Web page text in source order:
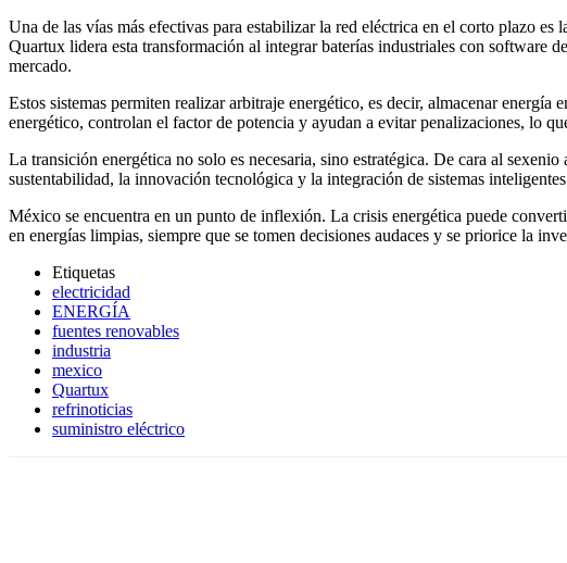
Una de las vías más efectivas para estabilizar la red eléctrica en el corto plazo
Quartux lidera esta transformación al integrar baterías industriales con software
mercado.
Estos sistemas permiten realizar arbitraje energético, es decir, almacenar
energético, controlan el factor de potencia y ayudan a evitar penalizaciones, lo
La transición energética no solo es necesaria, sino estratégica. De cara al
sustentabilidad, la innovación tecnológica y la integración de sistemas
México se encuentra en un punto de inflexión. La crisis energética puede
en energías limpias, siempre que se tomen decisiones audaces y se priorice la
Etiquetas
electricidad
ENERGÍA
fuentes renovables
industria
mexico
Quartux
refrinoticias
suministro eléctrico